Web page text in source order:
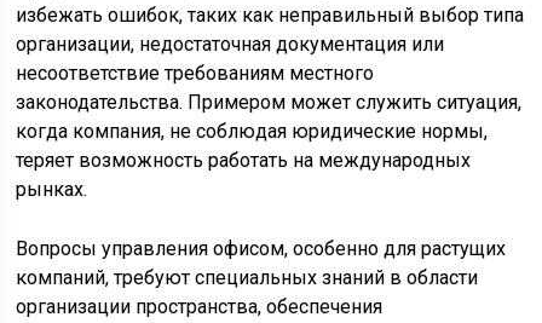
избежать ошибок, таких как неправильный выбор типа
организации, недостаточная документация или
несоответствие требованиям местного
законодательства. Примером может служить ситуация,
когда компания, не соблюдая юридические нормы,
теряет возможность работать на международных
рынках.
Вопросы управления офисом, особенно для растущих
компаний, требуют специальных знаний в области
организации пространства, обеспечения